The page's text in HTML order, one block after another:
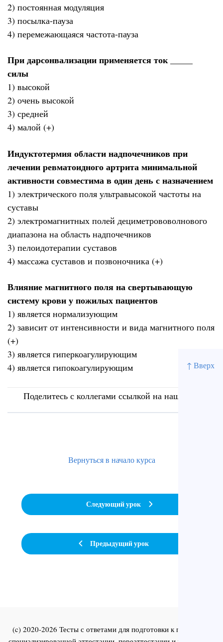
↑ Вверх
2) постоянная модуляция
3) посылка-пауза
4) перемежающаяся частота-пауза
При дарсонвализации применяется ток _____
силы
1) высокой
2) очень высокой
3) средней
4) малой (+)
Индуктотермия области надпочечников при
лечении ревматоидного артрита минимальной
активности совместима в один день с назначением
1) электрического поля ультравысокой частоты на
суставы
2) электромагнитных полей дециметрововолнового
диапазона на область надпочечников
3) пелоидотерапии суставов
4) массажа суставов и позвоночника (+)
Влияние магнитного поля на свертывающую
систему крови у пожилых пациентов
1) является нормализующим
2) зависит от интенсивности и вида магнитного поля
(+)
3) является гиперкоагулирующим
4) является гипокоагулирующим
Поделитесь с коллегами ссылкой на наш сайт
Предыдущий урок
Вернуться в начало курса
Следующий урок
(c) 2020-2026 Тесты с ответами для подготовки к первичной